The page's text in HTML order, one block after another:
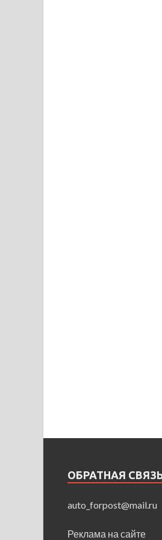
ОБРАТНАЯ
auto_forpost@mail.ru
Реклама на сайте